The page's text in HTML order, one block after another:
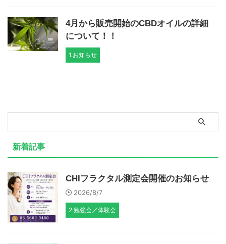
4月から販売開始のCBDオイルの詳細
について！！
1.お知らせ
新着記事
CHIフラクタル測定会開催のお知らせ
2026/8/7
2.勉強会／体験会